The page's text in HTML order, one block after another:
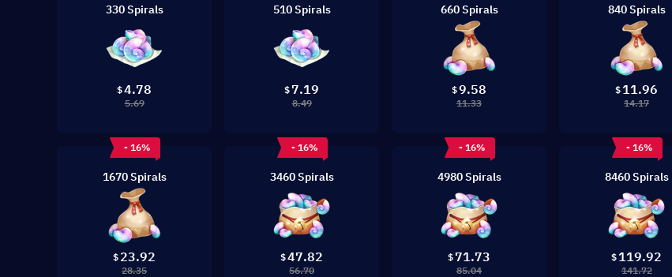
330 Spirals
$4.78
5.69
510 Spirals
$ 7.19
8.49
660 Spirals
$9.58
11.33
840 Spirals
$ 11.96
14.17
- 16%
1670 Spirals
$ 23.92
28.35
- 16%
3460 Spirals
$47.82
56.70
- 16%
4980 Spirals
$ 71.73
85.04
- 16%
8460 Spirals
$ 119.92
141.72